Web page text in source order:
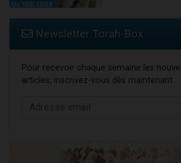
Newsletter Torah-Box
Pour recevoir chaque semaine les
articles, inscrivez-vous dès maintenant :